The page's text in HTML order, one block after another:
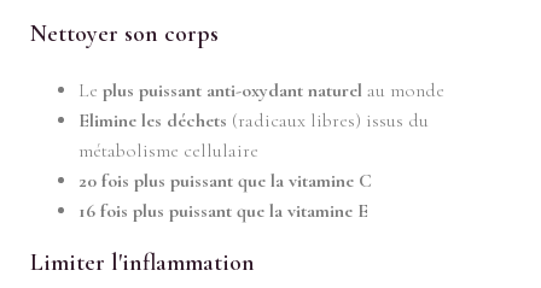
Nettoyer son corps
Le plus puissant anti-oxydant naturel au monde
Elimine les déchets (radicaux libres) issus du
métabolisme cellulaire
20 fois plus puissant que la vitamine C
16 fois plus puissant que la vitamine E
Limiter l'inflammation